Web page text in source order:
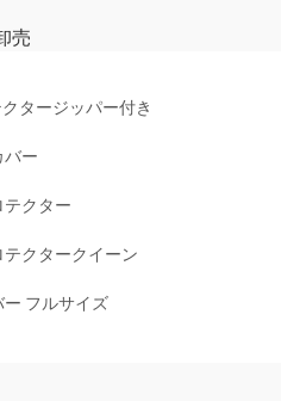
売
タージッパー付き
バー
テクター
クタークイーン
フルサイズ